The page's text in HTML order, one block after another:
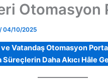
Otomasyon
/04/10/2025
Vatandaş Otomasyon
Süreçlerin Daha Akıcı Hâle